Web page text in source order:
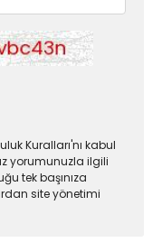
Kuralları'nı kabul
yorumunuzla ilgili
tek başınıza
site yönetimi